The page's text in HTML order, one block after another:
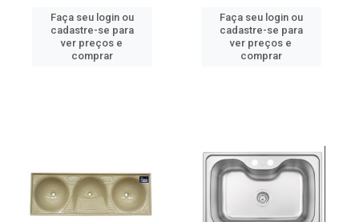
Faça seu login ou
cadastre-se para
ver preços e
comprar
Faça seu login ou
cadastre-se para
ver preços e
comprar